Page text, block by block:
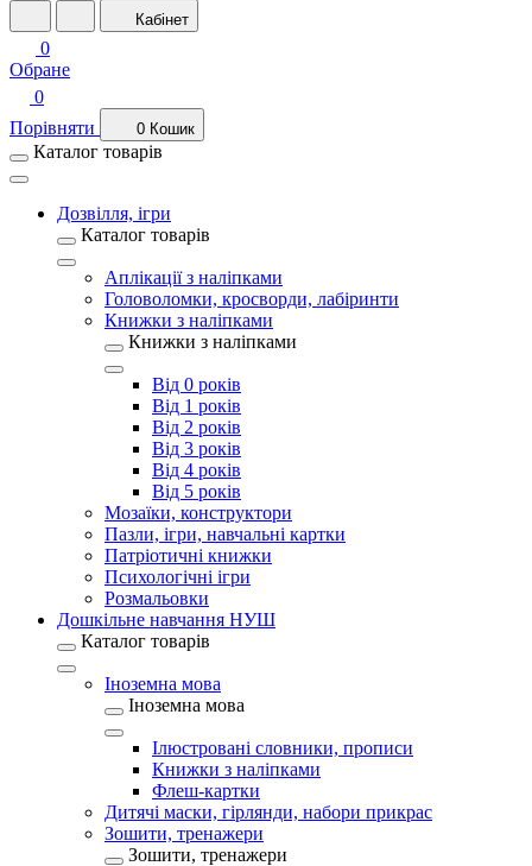
Кабінет
0
Обране
0
Порівняти
0 Кошик
Каталог товарів
Дозвілля, ігри
Каталог товарів
Аплікації з наліпками
Головоломки, кросворди, лабіринти
Книжки з наліпками
Книжки з наліпками
Від 0 років
Від 1 років
Від 2 років
Від 3 років
Від 4 років
Від 5 років
Мозаїки, конструктори
Пазли, ігри, навчальні картки
Патріотичні книжки
Психологічні ігри
Розмальовки
Дошкільне навчання НУШ
Каталог товарів
Іноземна мова
Іноземна мова
Ілюстровані словники, прописи
Книжки з наліпками
Флеш-картки
Дитячі маски, гірлянди, набори прикрас
Зошити, тренажери
Зошити, тренажери